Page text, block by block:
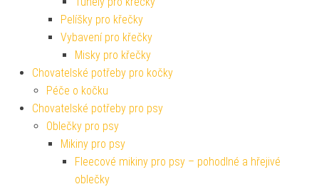
Pelíšky pro křečky
Vybavení pro křečky
Misky pro křečky
Chovatelské potřeby pro kočky
Péče o kočku
Chovatelské potřeby pro psy
Oblečky pro psy
Mikiny pro psy
Fleecové mikiny pro psy – pohodlné a hřejivé
oblečky